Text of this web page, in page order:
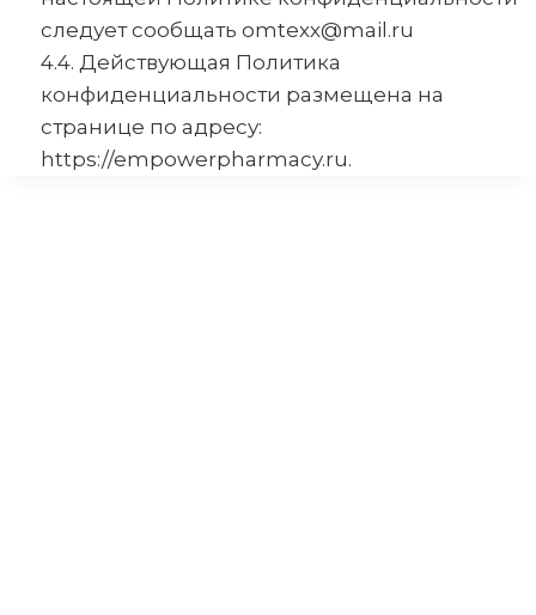
следует сообщать omteхх@mail.ru
4.4. Действующая Политика
конфиденциальности размещена на
странице по адресу:
https://empowerpharmacy.ru.